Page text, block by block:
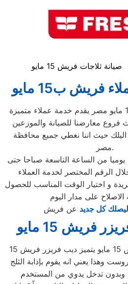
صيانة ثلاجات فريش 15 مايو
فريش ب15 مايو
صيانه ثلاجات فريش 15 مايو مصر يقدم خدمة عملاء متميزة
فروع معارضنا للصيانة والموزعين
اليلك حيث اننا نغطي جميع محافظة
مصر.
يوميا من الساعة التاسعة صباحا حتى
و اختيار الوقت المناسب للحصول
على مدار اليوم
كل جديد عن فريش
فريش 15 مايو
صيانة ديب فريزر فريش 15 مايو يتميز ديب فريزر فريش 15
وهذا يعني انه يقوم بإذابة الثلج
وبدون تدخل يدوي من المستخدم